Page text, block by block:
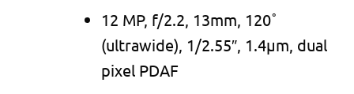
12 MP, f/2.2, 13mm, 120˚
(ultrawide), 1/2.55″, 1.4µm, dual
pixel PDAF